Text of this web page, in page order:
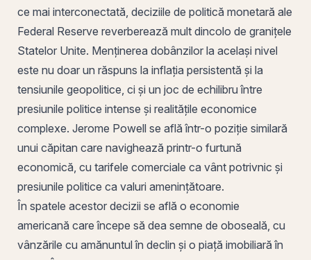
ce mai interconectată, deciziile de politică monetară ale
Federal Reserve reverberează mult dincolo de granițele
Statelor Unite. Menținerea dobânzilor la același nivel
este nu doar un răspuns la inflația persistentă și la
tensiunile geopolitice, ci și un joc de echilibru între
presiunile politice intense și realitățile economice
complexe. Jerome Powell se află într-o poziție similară
unui căpitan care navighează printr-o furtună
economică, cu tarifele comerciale ca vânt potrivnic și
presiunile politice ca valuri amenințătoare.
În spatele acestor decizii se află o economie
americană care începe să dea semne de oboseală, cu
vânzările cu amănuntul în declin și o piață imobiliară în